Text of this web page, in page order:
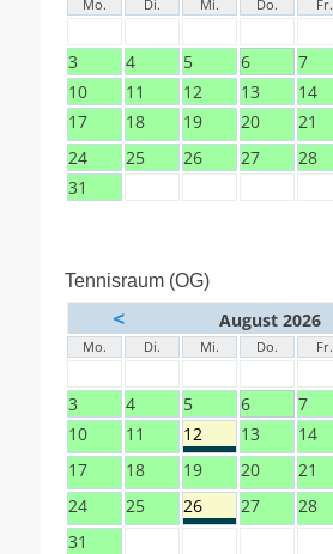
Mo. Di. Mi. Do. Fr.
3
4 5 6 7
10
11 12 13 14
17
18 19 20 21
24
25 26 27 28
31
Tennisraum (OG)
< August 2026
Mo. Di. Mi. Do. Fr.
3
4 5 6 7
10
11 12 13 14
17
18 19 20 21
24
25 26 27 28
31